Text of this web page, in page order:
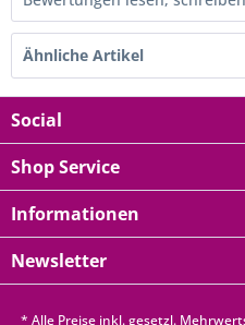
Ähnliche Artikel
Social
Shop Service
Informationen
Newsletter
* Alle Preise inkl. gesetzl.